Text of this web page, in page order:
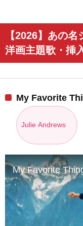
【2026】あの
洋画主題歌・挿
My Favorite
Julie Andrews
My Favorite